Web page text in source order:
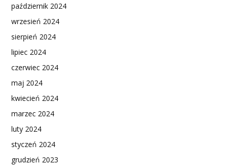
październik 2024
wrzesień 2024
sierpień 2024
lipiec 2024
czerwiec 2024
maj 2024
kwiecień 2024
marzec 2024
luty 2024
styczeń 2024
grudzień 2023